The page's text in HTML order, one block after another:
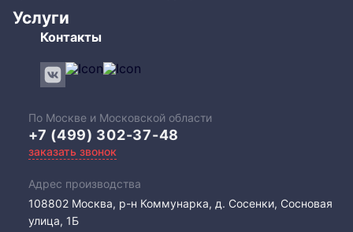
Услуги
Контакты
По Москве и Московской области
+7 (499) 302-37-48
заказать звонок
Адрес производства
108802​ Москва, р-н Коммунарка, д. Сосенки, Сосновая
улица, 1Б